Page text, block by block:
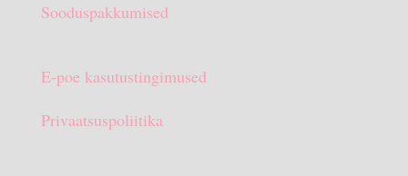
Sooduspakkumised
E-poe kasutustingimused
Privaatsuspoliitika